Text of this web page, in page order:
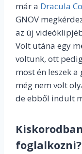
már a Dracula
GNOV
az új
Volt utána egy
voltunk, ott
most én leszek
még nem volt
de ebből indult
foglalkozni?